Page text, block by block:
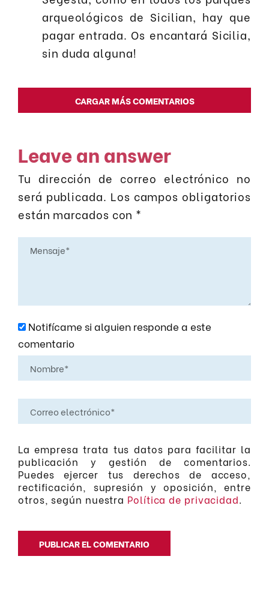
arqueológicos de Sicilian, hay que
pagar entrada. Os encantará Sicilia,
sin duda alguna!
CARGAR MÁS COMENTARIOS
Leave an answer
Tu dirección de correo electrónico no
será publicada. Los campos obligatorios
están marcados con *
Notifícame si alguien responde a este
comentario
La empresa trata tus datos para facilitar la
publicación y gestión de comentarios.
Puedes ejercer tus derechos de acceso,
rectificación, supresión y oposición, entre
otros, según nuestra Política de privacidad.